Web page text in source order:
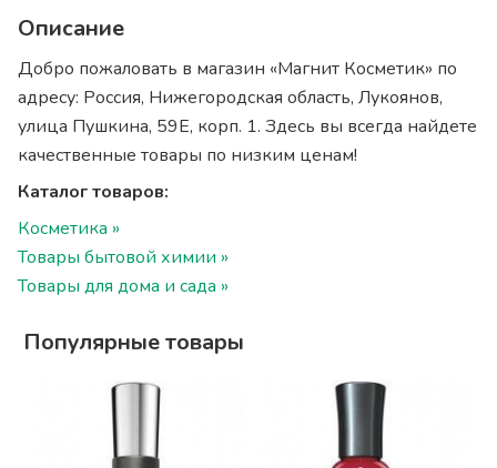
Описание
Добро пожаловать в магазин «Магнит Косметик» по
адресу: Россия, Нижегородская область, Лукоянов,
улица Пушкина, 59Е, корп. 1. Здесь вы всегда найдете
качественные товары по низким ценам!
Каталог товаров:
Косметика »
Товары бытовой химии »
Товары для дома и сада »
Популярные товары